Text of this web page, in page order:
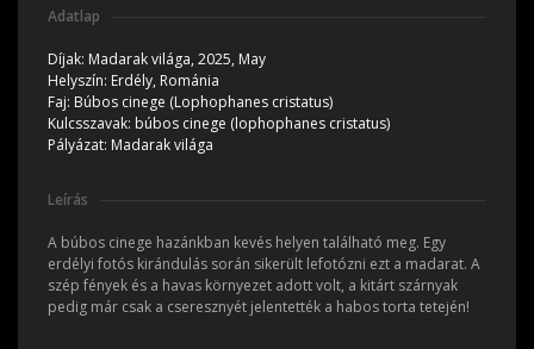
Adatlap
Díjak: Madarak világa, 2025, May
Helyszín: Erdély, Románia
Faj: Búbos cinege (Lophophanes cristatus)
Kulcsszavak: búbos cinege (lophophanes cristatus)
Pályázat: Madarak világa
Leírás
A búbos cinege hazánkban kevés helyen található meg. Egy
erdélyi fotós kirándulás során sikerült lefotózni ezt a madarat. A
szép fények és a havas környezet adott volt, a kitárt szárnyak
pedig már csak a cseresznyét jelentették a habos torta tetején!